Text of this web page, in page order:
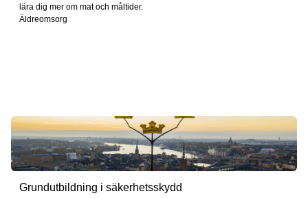
lära dig mer om mat och måltider.
Äldreomsorg
Grundutbildning i säkerhetsskydd